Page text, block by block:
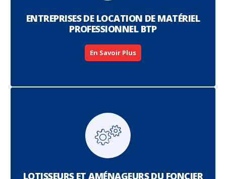
ENTREPRISES DE LOCATION DE MATÉRIEL
PROFESSIONNEL BTP
En Savoir Plus
LOTISSEURS ET AMÉNAGEURS DU FONCIER